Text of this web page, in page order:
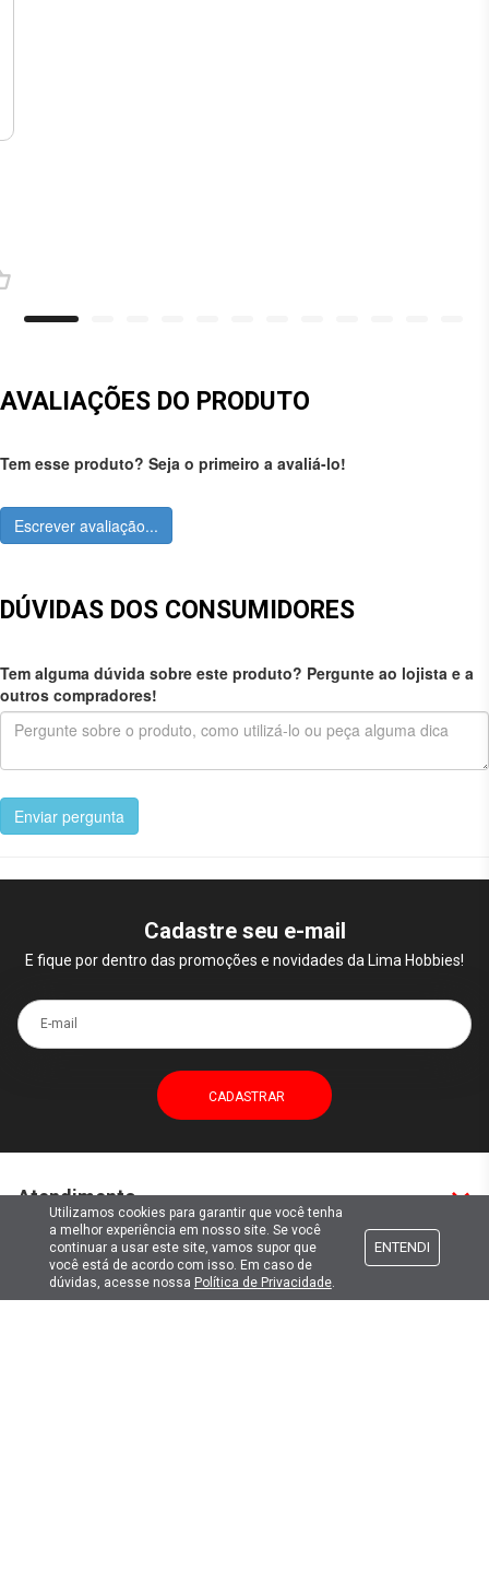
AVALIAÇÕES DO PRODUTO
Tem esse produto? Seja o primeiro a avaliá-lo!
Escrever avaliação...
DÚVIDAS DOS CONSUMIDORES
Tem alguma dúvida sobre este produto? Pergunte ao lojista e a
outros compradores!
Enviar pergunta
Cadastre seu e-mail
E fique por dentro das promoções e novidades da Lima Hobbies!
E-mail
Atendimento
Formas de pagamento
Utilizamos cookies para garantir que você tenha
a melhor experiência em nosso site. Se você
continuar a usar este site, vamos supor que
você está de acordo com isso. Em caso de
dúvidas, acesse nossa Política de Privacidade.
ENTENDI